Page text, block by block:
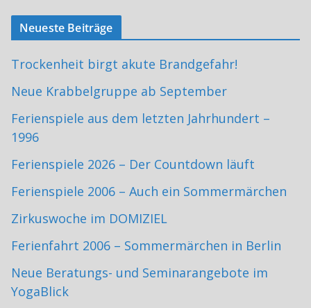
Neueste Beiträge
Trockenheit birgt akute Brandgefahr!
Neue Krabbelgruppe ab September
Ferienspiele aus dem letzten Jahrhundert –
1996
Ferienspiele 2026 – Der Countdown läuft
Ferienspiele 2006 – Auch ein Sommermärchen
Zirkuswoche im DOMIZIEL
Ferienfahrt 2006 – Sommermärchen in Berlin
Neue Beratungs- und Seminarangebote im
YogaBlick